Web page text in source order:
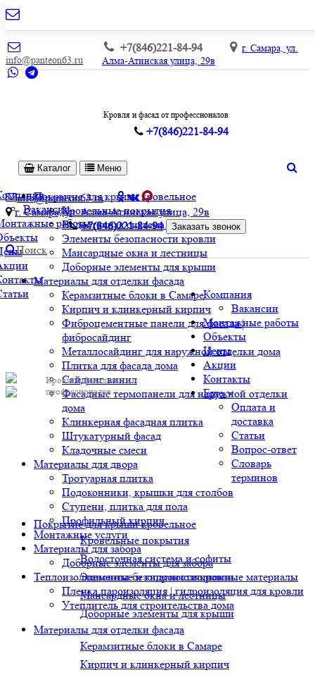
info@panteon63.ru
+7(846)221-84-94
г. Самара, ул.
Алма-Атинская улица, 29в
Кровля и фасад от профессионалов
+7(846)221-84-94
Каталог Меню
Вакансии
работы
Покрытие для крыши кровельное
Кровельные покрытия
Водосточная система и софиты
Элементы безопасности кровли
Мансардные окна и лестницы
Доборные элементы для крыши
Материалы для отделки фасада
Керамзитные блоки в Самаре
Кирпич и клинкерный кирпич
Фиброцементные панели для фасада |
фибросайдинг
Металлосайдинг для наружной отделки дома
Плитка для фасада дома
Сайдинг винил
Фасадные термопанели для наружной отделки
дома
Клинкерная фасадная плитка
Штукатурный фасад
Кладочные смеси
Материалы для двора
Тротуарная плитка
Подоконники, крышки для столбов
Ступени, плитка для пола
Профильный кирпич
Монтажные услуги
Материалы для забора
Доборные элементы для забора
Теплоизоляционные и гидроизоляционные материалы
Пленка пароизоляция | гидроизоляция для кровли
Утеплитель для строительства дома
info@panteon63.ru
г. Самара, ул. Алма-Атинская улица, 29в
+7(846)221-84-94
Заказать звонок
Поиск
Кровля и фасад от
профессионалов
Компания
Вакансии
Монтажные работы
Объекты
Цены
Акции
Контакты
Еще
Оплата и
доставка
Статьи
Вопрос-ответ
Словарь
терминов
Покрытие для крыши кровельное
Кровельные покрытия
Водосточная система и софиты
Элементы безопасности кровли
Мансардные окна и лестницы
Доборные элементы для крыши
Материалы для отделки фасада
Керамзитные блоки в Самаре
Кирпич и клинкерный кирпич